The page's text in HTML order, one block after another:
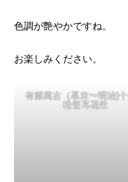
色調が艶やかですね。
お楽しみください。